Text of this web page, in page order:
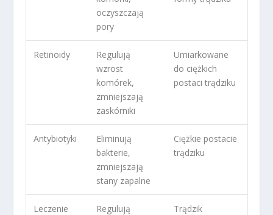
oczyszczają
pory
Retinoidy
Regulują
wzrost
komórek,
zmniejszają
zaskórniki
Umiarkowane
do ciężkich
postaci trądziku
Antybiotyki
Eliminują
bakterie,
zmniejszają
stany zapalne
Ciężkie postacie
trądziku
Leczenie
Regulują
Trądzik